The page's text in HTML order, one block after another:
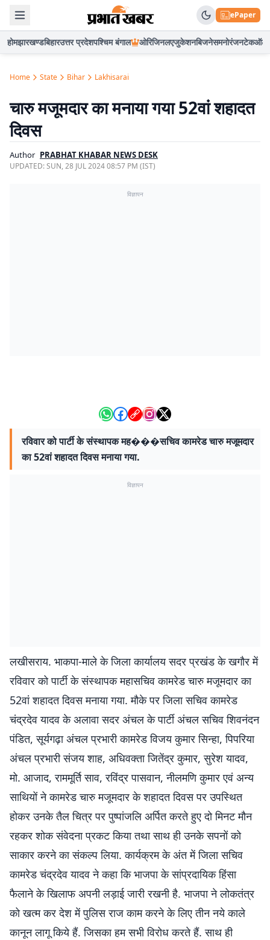
ePaper
होमझारखण्डबिहारउत्तर प्रदेशपश्चिम बंगाल ओरिजिनलएजुकेशनबिजनेसमनोरंजनटेकऑटो
Home State Bihar Lakhisarai
चारु मजूमदार का मनाया गया 52वां शहादत
दिवस
Author PRABHAT KHABAR NEWS DESK
UPDATED:SUN, 28 JUL 2024 08:57 PM (IST)
विज्ञापन
रविवार को पार्टी के संस्थापक मह���सचिव कामरेड चारु मजूमदार
का 52वां शहादत दिवस मनाया गया.
विज्ञापन
लखीसराय. भाकपा-माले के जिला कार्यालय सदर प्रखंड के खगौर में
रविवार को पार्टी के संस्थापक महासचिव कामरेड चारु मजूमदार का
52वां शहादत दिवस मनाया गया. मौके पर जिला सचिव कामरेड
चंद्रदेव यादव के अलावा सदर अंचल के पार्टी अंचल सचिव शिवनंदन
पंडित, सूर्यगढ़ा अंचल प्रभारी कामरेड विजय कुमार सिन्हा, पिपरिया
अंचल प्रभारी संजय शाह, अधिवक्ता जितेंद्र कुमार, सुरेश यादव,
मो. आजाद, राममूर्ति साव, रविंद्र पासवान, नीलमणि कुमार एवं अन्य
साथियों ने कामरेड चारु मजूमदार के शहादत दिवस पर उपस्थित
होकर उनके तैल चित्र पर पुष्पांजलि अर्पित करते हुए दो मिनट मौन
रहकर शोक संवेदना प्रकट किया तथा साथ ही उनके सपनों को
साकार करने का संकल्प लिया. कार्यक्रम के अंत में जिला सचिव
कामरेड चंद्रदेव यादव ने कहा कि भाजपा के सांप्रदायिक हिंसा
फैलाने के खिलाफ अपनी लड़ाई जारी रखनी है. भाजपा ने लोकतंत्र
को खत्म कर देश में पुलिस राज काम करने के लिए तीन नये काले
कानून लागू किये हैं. जिसका हम सभी विरोध करते हैं. साथ ही